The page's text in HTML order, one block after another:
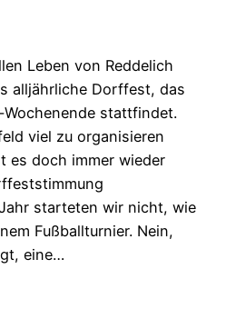
Leben von Reddelich
alljährliche Dorffest, das
stattfindet.
viel zu organisieren
es doch immer wieder
starteten wir nicht, wie
Fußballturnier. Nein,
eine…